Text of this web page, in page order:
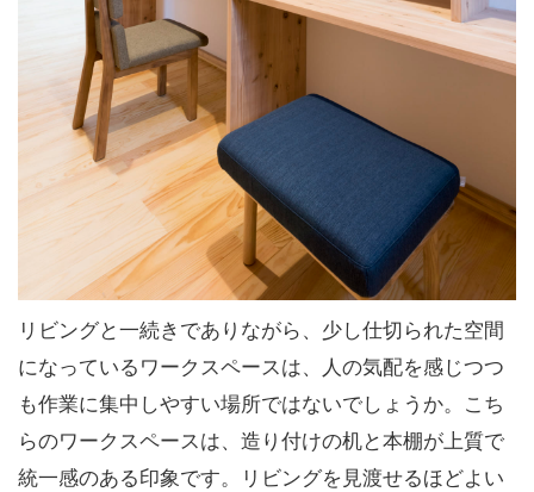
リビングと一続きでありながら、少し仕切られた空間
になっているワークスペースは、人の気配を感じつつ
も作業に集中しやすい場所ではないでしょうか。こち
らのワークスペースは、造り付けの机と本棚が上質で
統一感のある印象です。リビングを見渡せるほどよい